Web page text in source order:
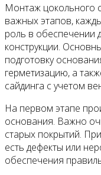
Монтаж цокольного
важных этапов,
роль в обеспечении
конструкции.
подготовку
герметизацию, а
сайдинга с учетом
На первом этапе
основания. Важно
старых покрытий.
есть дефекты или
обеспечения